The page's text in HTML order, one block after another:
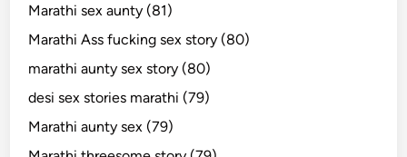
Marathi sex aunty (81)
Marathi Ass fucking sex story (80)
marathi aunty sex story (80)
desi sex stories marathi (79)
Marathi aunty sex (79)